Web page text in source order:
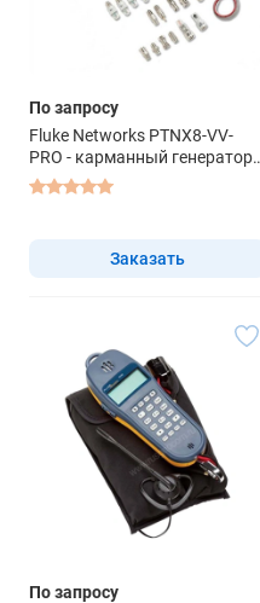
По запросу
Fluke Networks PTNX8-VV-
PRO - карманный генератор
тонового сигнала Pocket
Toner NX8-Voice and Video Pro
Заказать
По запросу